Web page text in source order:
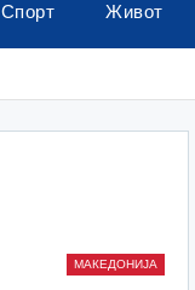
Спорт Живот
МАКЕДОНИЈА